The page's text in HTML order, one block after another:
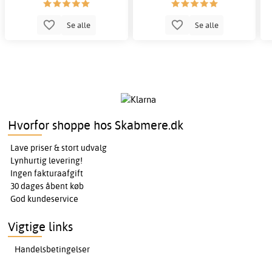
Se alle Se alle
Hvorfor shoppe hos Skabmere.dk
Lave priser & stort udvalg
Lynhurtig levering!
Ingen fakturaafgift
30 dages åbent køb
God kundeservice
Vigtige links
Handelsbetingelser